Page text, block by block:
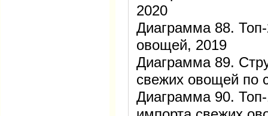
2020
Диаграмма 88.
овощей, 2019
Диаграмма 89.
свежих овощей по
Диаграмма 90.